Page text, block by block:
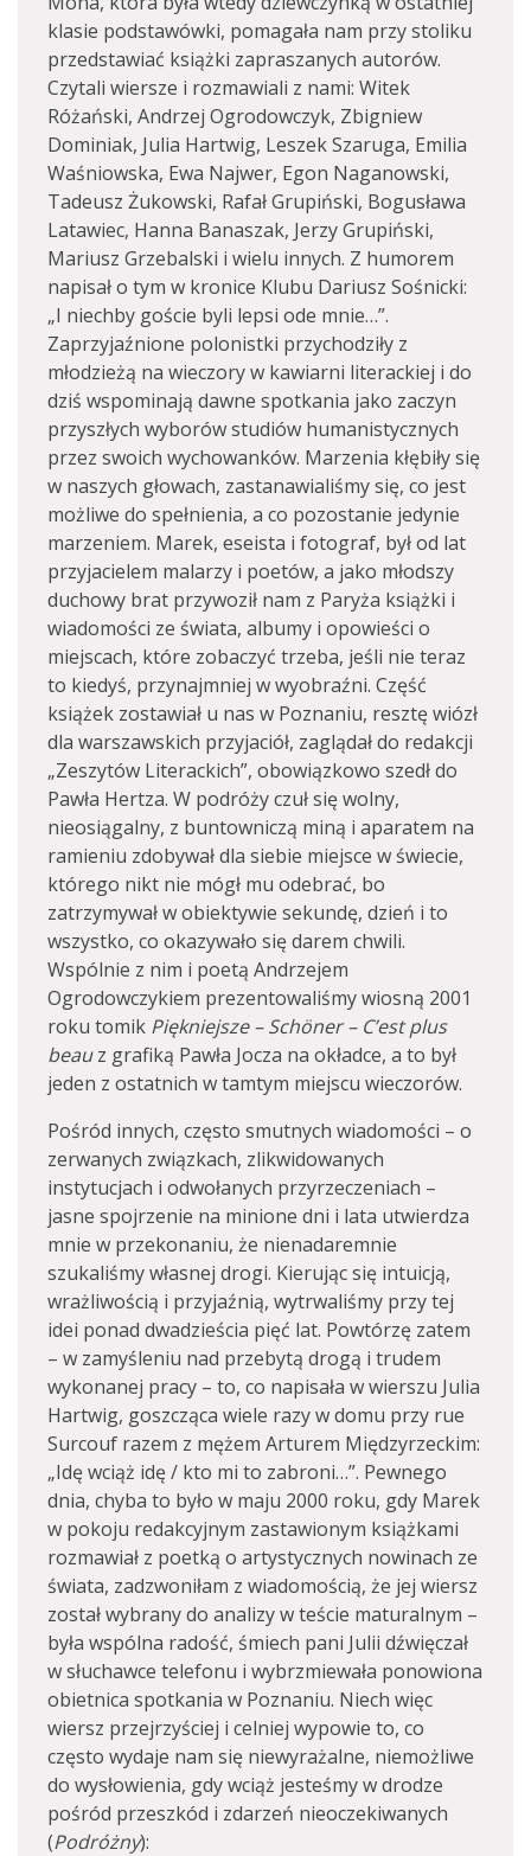
klasie podstawówki, pomagała nam przy stoliku
przedstawiać książki zapraszanych autorów.
Czytali wiersze i rozmawiali z nami: Witek
Różański, Andrzej Ogrodowczyk, Zbigniew
Dominiak, Julia Hartwig, Leszek Szaruga, Emilia
Waśniowska, Ewa Najwer, Egon Naganowski,
Tadeusz Żukowski, Rafał Grupiński, Bogusława
Latawiec, Hanna Banaszak, Jerzy Grupiński,
Mariusz Grzebalski i wielu innych. Z humorem
napisał o tym w kronice Klubu Dariusz Sośnicki:
„I niechby goście byli lepsi ode mnie…”.
Zaprzyjaźnione polonistki przychodziły z
młodzieżą na wieczory w kawiarni literackiej i do
dziś wspominają dawne spotkania jako zaczyn
przyszłych wyborów studiów humanistycznych
przez swoich wychowanków. Marzenia kłębiły się
w naszych głowach, zastanawialiśmy się, co jest
możliwe do spełnienia, a co pozostanie jedynie
marzeniem. Marek, eseista i fotograf, był od lat
przyjacielem malarzy i poetów, a jako młodszy
duchowy brat przywoził nam z Paryża książki i
wiadomości ze świata, albumy i opowieści o
miejscach, które zobaczyć trzeba, jeśli nie teraz
to kiedyś, przynajmniej w wyobraźni. Część
książek zostawiał u nas w Poznaniu, resztę wiózł
dla warszawskich przyjaciół, zaglądał do redakcji
„Zeszytów Literackich”, obowiązkowo szedł do
Pawła Hertza. W podróży czuł się wolny,
nieosiągalny, z buntowniczą miną i aparatem na
ramieniu zdobywał dla siebie miejsce w świecie,
którego nikt nie mógł mu odebrać, bo
zatrzymywał w obiektywie sekundę, dzień i to
wszystko, co okazywało się darem chwili.
Wspólnie z nim i poetą Andrzejem
Ogrodowczykiem prezentowaliśmy wiosną 2001
roku tomik Piękniejsze – Schöner – C’est plus
beauz grafiką Pawła Jocza na okładce, a to był
jeden z ostatnich w tamtym miejscu wieczorów.
Pośród innych, często smutnych wiadomości – o
zerwanych związkach, zlikwidowanych
instytucjach i odwołanych przyrzeczeniach –
jasne spojrzenie na minione dni i lata utwierdza
mnie w przekonaniu, że nienadaremnie
szukaliśmy własnej drogi. Kierując się intuicją,
wrażliwością i przyjaźnią, wytrwaliśmy przy tej
idei ponad dwadzieścia pięć lat. Powtórzę zatem
– w zamyśleniu nad przebytą drogą i trudem
wykonanej pracy – to, co napisała w wierszu Julia
Hartwig, goszcząca wiele razy w domu przy rue
Surcouf razem z mężem Arturem Międzyrzeckim:
„Idę wciąż idę / kto mi to zabroni…”. Pewnego
dnia, chyba to było w maju 2000 roku, gdy Marek
w pokoju redakcyjnym zastawionym książkami
rozmawiał z poetką o artystycznych nowinach ze
świata, zadzwoniłam z wiadomością, że jej wiersz
został wybrany do analizy w teście maturalnym –
była wspólna radość, śmiech pani Julii dźwięczał
w słuchawce telefonu i wybrzmiewała ponowiona
obietnica spotkania w Poznaniu. Niech więc
wiersz przejrzyściej i celniej wypowie to, co
często wydaje nam się niewyrażalne, niemożliwe
do wysłowienia, gdy wciąż jesteśmy w drodze
pośród przeszkód i zdarzeń nieoczekiwanych
(Podróżny):